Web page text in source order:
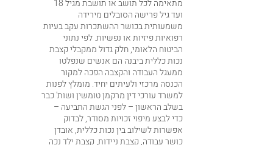
מתאימה לכל תושב או תושבת מגיל 18
ועד גיל פרישה הסובלים מירידה
משמעותית בכושר ההשתכרות עקב בעיות
רפואיות פיזיות או נפשיות. לפי נתוני
הביטוח הלאומי, חלק גדול ממקבלי קצבת
נכות כללית ביבנה הם אנשים שנפלטו
ממעגל העבודה והקצבה הפכה למקור
הכנסה מרכזי ולעיתים יחיד. מומלץ לפנות
למשרד עורכי דין מרקמן טומשין ושות' כבר
בשלב הראשון – לפני הגשת התביעה –
כדי לבצע מיפוי זכויות מסודר, לבדוק
אפשרות לשילוב בין נכות כללית, אובדן
כושר עבודה, קצבת ניידות, קצבת ילד נכה